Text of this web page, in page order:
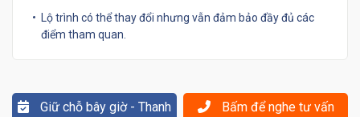
Lộ trình có thể thay đổi nhưng vẫn đảm bảo đầy đủ các
điểm tham quan.
Giữ chỗ bây giờ - Thanh
Bấm để nghe tư vấn